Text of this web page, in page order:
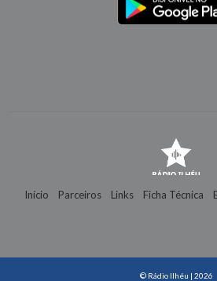
Início Parceiros Links Ficha Técnica
© Rádio Ilhéu | 2026